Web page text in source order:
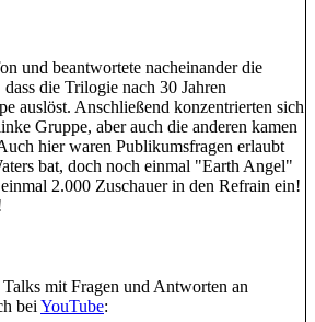
und beantwortete nacheinander die
die Trilogie nach 30 Jahren
auslöst. Anschließend konzentrierten sich
Gruppe, aber auch die anderen kamen
hier waren Publikumsfragen erlaubt
bat, doch noch einmal "Earth Angel"
2.000 Zuschauer in den Refrain ein!
mit Fragen und Antworten an
bei YouTube: